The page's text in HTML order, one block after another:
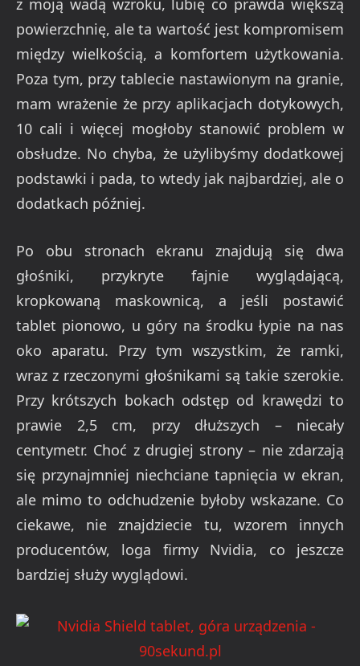
z moją wadą wzroku, lubię co prawda większą
powierzchnię, ale ta wartość jest kompromisem
między wielkością, a komfortem użytkowania.
Poza tym, przy tablecie nastawionym na granie,
mam wrażenie że przy aplikacjach dotykowych,
10 cali i więcej mogłoby stanowić problem w
obsłudze. No chyba, że użylibyśmy dodatkowej
podstawki i pada, to wtedy jak najbardziej, ale o
dodatkach później.
Po obu stronach ekranu znajdują się dwa
głośniki, przykryte fajnie wyglądającą,
kropkowaną maskownicą, a jeśli postawić
tablet pionowo, u góry na środku łypie na nas
oko aparatu. Przy tym wszystkim, że ramki,
wraz z rzeczonymi głośnikami są takie szerokie.
Przy krótszych bokach odstęp od krawędzi to
prawie 2,5 cm, przy dłuższych – niecały
centymetr. Choć z drugiej strony – nie zdarzają
się przynajmniej niechciane tapnięcia w ekran,
ale mimo to odchudzenie byłoby wskazane. Co
ciekawe, nie znajdziecie tu, wzorem innych
producentów, loga firmy Nvidia, co jeszcze
bardziej służy wyglądowi.